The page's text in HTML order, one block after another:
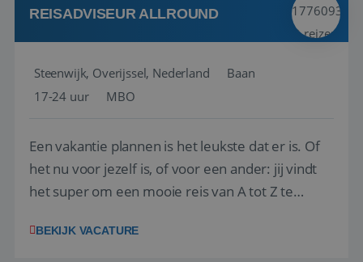
REISADVISEUR ALLROUND
Steenwijk, Overijssel, Nederland
Baan
17-24 uur
MBO
Een vakantie plannen is het leukste dat er is. Of
het nu voor jezelf is, of voor een ander: jij vindt
het super om een mooie reis van A tot Z te
vakantiegangers de meest prachtige plekjes op
BEKIJK VACATURE